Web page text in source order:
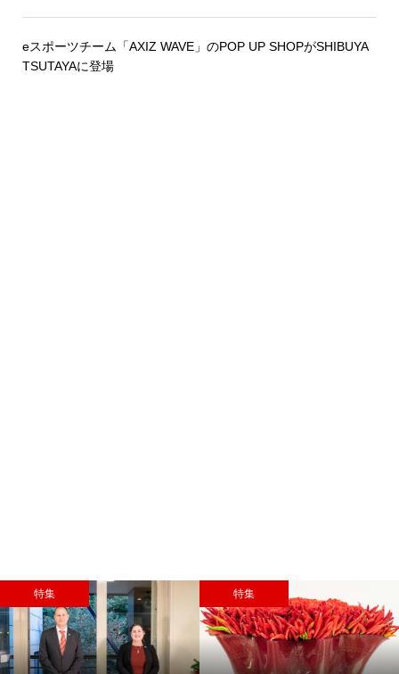
eスポーツチーム「AXIZ WAVE」のPOP UP SHOPがSHIBUYA
TSUTAYAに登場